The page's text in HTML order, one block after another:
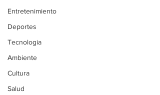
Entretenimiento
Deportes
Tecnologia
Ambiente
Cultura
Salud